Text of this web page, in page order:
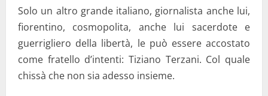
Solo un altro grande italiano, giornalista anche lui,
fiorentino, cosmopolita, anche lui sacerdote e
guerrigliero della libertà, le può essere accostato
come fratello d’intenti: Tiziano Terzani. Col quale
chissà che non sia adesso insieme.